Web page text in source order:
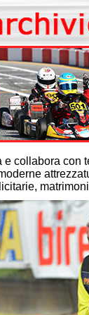
collabora con